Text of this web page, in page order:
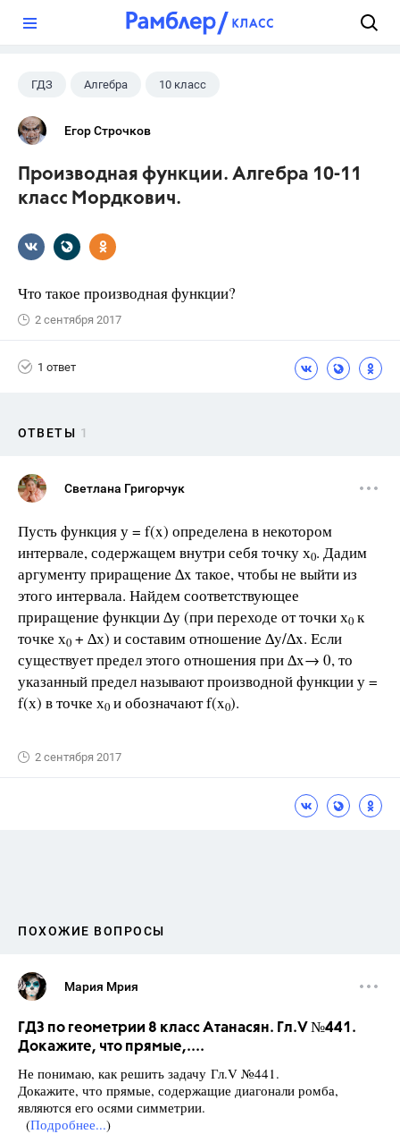
ГДЗ Алгебра 10 класс
11 класс
Егор Строчков
Производная функции. Алгебра 10-11
класс Мордкович.
Что такое производная функции?
2 сентября 2017
1 ответ
ОТВЕТЫ 1
Светлана Григорчук
Пусть функция у = f(x) определена в некотором
интервале, содержащем внутри себя точку х0. Дадим
аргументу приращение ∆x такое, чтобы не выйти из
этого интервала. Найдем соответствующее
приращение функции ∆у (при переходе от точки х0 к
точке х0 + ∆х) и составим отношение ∆y/∆x. Если
существует предел этого отношения при ∆x→ 0, то
указанный предел называют производной функции у =
f(х) в точке х0 и обозначают f(x0).
2 сентября 2017
ПОХОЖИЕ ВОПРОСЫ
Мария Мрия
ГДЗ по геометрии 8 класс Атанасян. Гл.V №441.
Докажите, что прямые,....
Не понимаю, как решить задачу Гл.V №441.
Докажите, что прямые, содержащие диагонали ромба,
являются его осями симметрии.
(Подробнее...)